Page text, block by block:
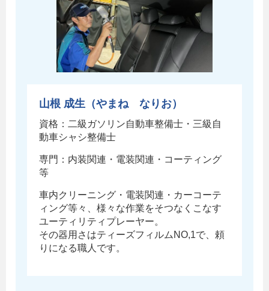
山根 成生（やまね なりお）
資格：二級ガソリン自動車整備士・三級自
動車シャシ整備士
専門：内装関連・電装関連・コーティング
等
車内クリーニング・電装関連・カーコーテ
ィング等々、様々な作業をそつなくこなす
ユーティリティプレーヤー。
その器用さはティーズフィルムNO,1で、頼
りになる職人です。